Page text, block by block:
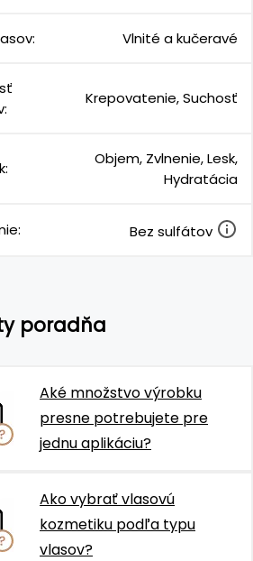
Vlnité a kučeravé
Krepovatenie, Suchosť
Objem, Zvlnenie, Lesk,
Hydratácia
Bez sulfátov
poradňa
Aké množstvo výrobku
presne potrebujete pre
jednu aplikáciu?
Ako vybrať vlasovú
kozmetiku podľa typu
vlasov?